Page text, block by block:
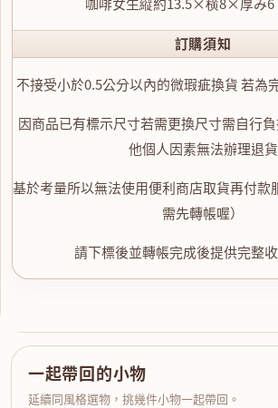
訂購須知
不接受小於0.5公分以內的微瑕疵換貨 若為
因商品已有標示尺寸若需更換尺寸需自行
他個人因素無法辦理退貨
基於考量所以無法使用便利商店取貨再付款
需先轉帳喔）
請下標後並轉帳完成後提供完整
一起帶回的小物
延續同風格選物，挑幾件小物一起帶回。